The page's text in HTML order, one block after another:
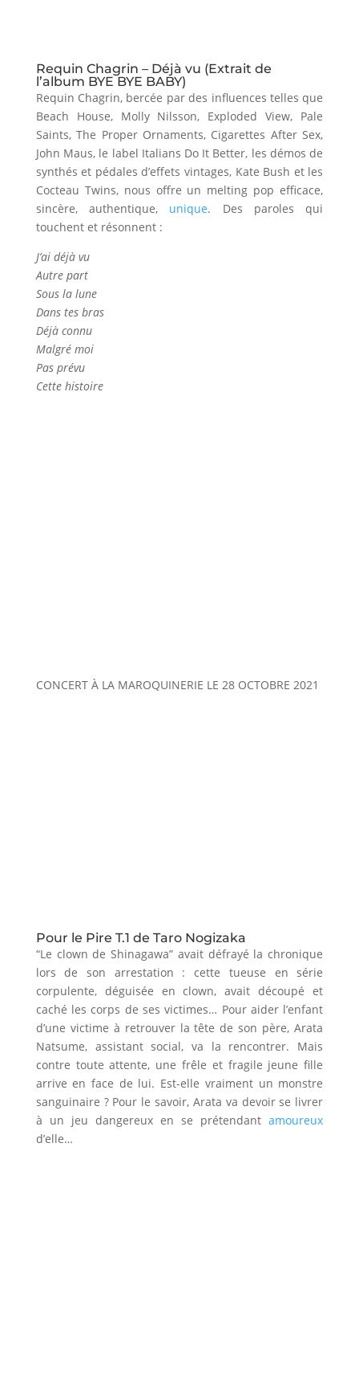
Requin Chagrin – Déjà vu (Extrait de
l’album BYE BYE BABY)
Requin Chagrin, bercée par des influences telles que
Beach House, Molly Nilsson, Exploded View, Pale
Saints, The Proper Ornaments, Cigarettes After Sex,
John Maus, le label Italians Do It Better, les démos de
synthés et pédales d’effets vintages, Kate Bush et les
Cocteau Twins, nous offre un melting pop efficace,
sincère, authentique, unique. Des paroles qui
touchent et résonnent :
J’ai déjà vu
Autre part
Sous la lune
Dans tes bras
Déjà connu
Malgré moi
Pas prévu
Cette histoire
CONCERT À LA MAROQUINERIE LE 28 OCTOBRE 2021
Pour le Pire T.1 de Taro Nogizaka
“Le clown de Shinagawa” avait défrayé la chronique
lors de son arrestation : cette tueuse en série
corpulente, déguisée en clown, avait découpé et
caché les corps de ses victimes… Pour aider l’enfant
d’une victime à retrouver la tête de son père, Arata
Natsume, assistant social, va la rencontrer. Mais
contre toute attente, une frêle et fragile jeune fille
arrive en face de lui. Est-elle vraiment un monstre
sanguinaire ? Pour le savoir, Arata va devoir se livrer
à un jeu dangereux en se prétendantamoureux
d’elle…